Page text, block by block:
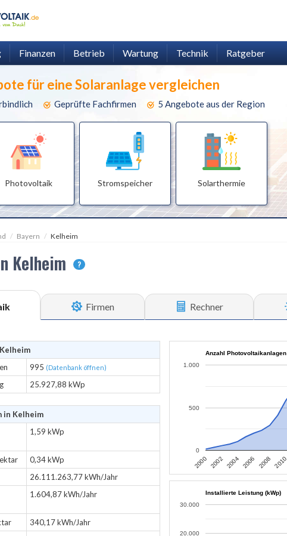
Finanzen Betrieb Wartung Technik Ratgeber
für eine Solaranlage vergleichen
Geprüfte Fachfirmen 5 Angebote aus der Region
Photovoltaik Stromspeicher Solarthermie
Bayern Kelheim
Kelheim ?
Firmen Rechner
995 (Datenbank öffnen)
25.927,88 kWp
in Kelheim
1,59 kWp
0,34 kWp
26.111.263,77 kWh/Jahr
1.604,87 kWh/Jahr
340,17 kWh/Jahr
Anzahl Photovoltaikanlagen
2000 2002 2004 2006 2008 2010
0
500
1.000
Installierte Leistung (kWp)
20.000
30.000